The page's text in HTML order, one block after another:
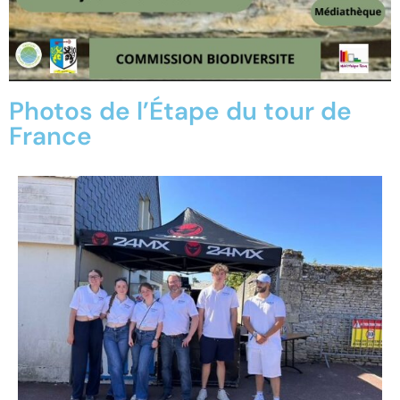
Photos de l’Étape du tour de
France